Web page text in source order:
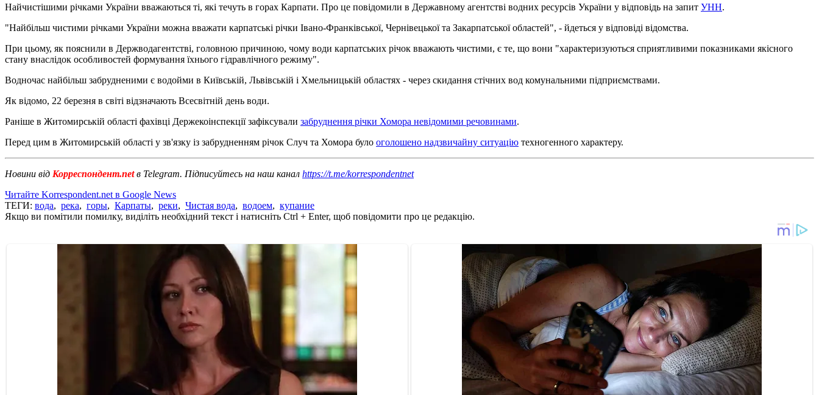
Найчистішими річками України вважаються ті, які течуть в горах Карпати. Про це повідомили в Державному агентстві водних ресурсів України у відповідь на запит УНН.
"Найбільш чистими річками України можна вважати карпатські річки Івано-Франківської, Чернівецької та Закарпатської областей", - йдеться у відповіді відомства.
При цьому, як пояснили в Держводагентстві, головною причиною, чому води карпатських річок вважають чистими, є те, що вони "характеризуються сприятливими показниками якісного
стану внаслідок особливостей формування їхнього гідравлічного режиму".
Водночас найбільш забрудненими є водойми в Київській, Львівській і Хмельницькій областях - через скидання стічних вод комунальними підприємствами.
Як відомо, 22 березня в світі відзначають Всесвітній день води.
Раніше в Житомирській області фахівці Держекоінспекції зафіксували забруднення річки Хомора невідомими речовинами.
Перед цим в Житомирській області у зв'язку із забрудненням річок Случ та Хомора було оголошено надзвичайну ситуацію техногенного характеру.
Новини від Корреспондент.netв Telegram. Підписуйтесь на наш канал https://t.me/korrespondentnet
Читайте Korrespondent.net в Google News
ТЕГИ: вода, река, горы, Карпаты, реки, Чистая вода, водоем, купание
Якщо ви помітили помилку, виділіть необхідний текст і натисніть Ctrl + Enter, щоб повідомити про це редакцію.